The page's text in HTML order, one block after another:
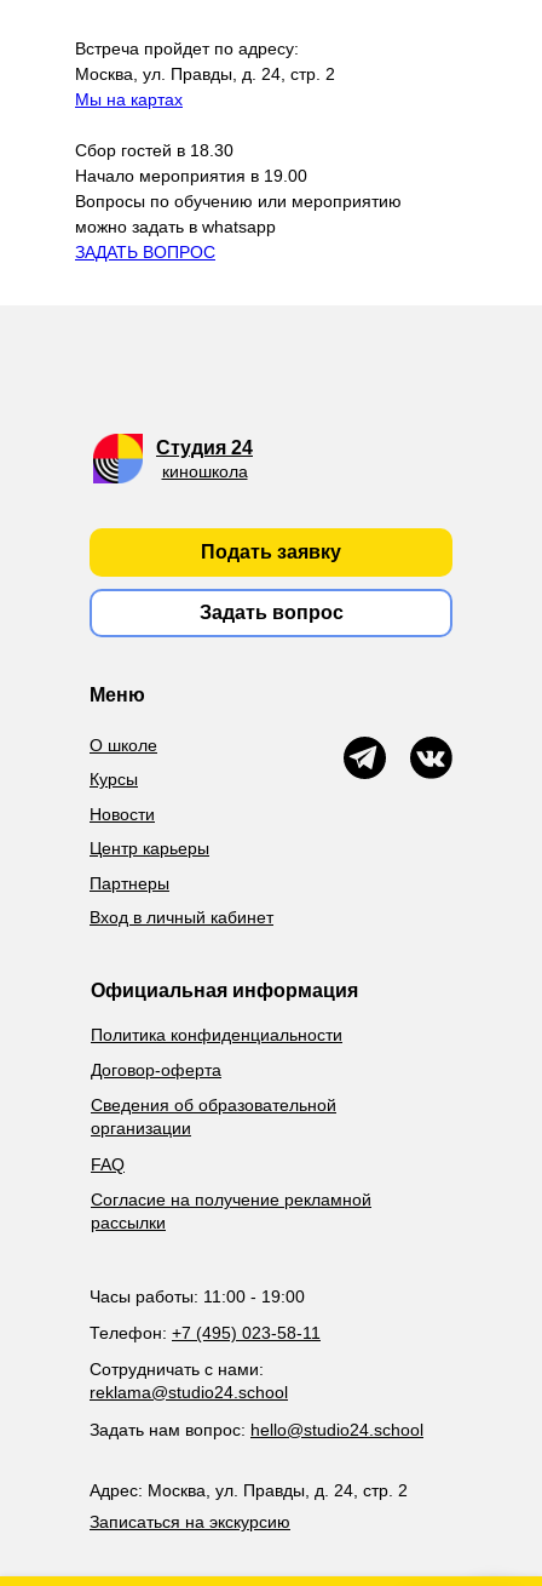
Встреча пройдет по адресу:
Москва, ул. Правды, д. 24, стр. 2
Мы на картах
Сбор гостей в 18.30
Начало мероприятия в 19.00
Вопросы по обучению или мероприятию
можно задать в whatsapp
ЗАДАТЬ ВОПРОС
Студия 24
киношкола
Меню
Официальная информация
Телефон: +7 (495) 023-58-11
Сотрудничать с нами:
reklama@studio24.school
Адрес: Москва, ул. Правды, д. 24, стр. 2
Записаться на экскурсию
Часы работы: 11:00 - 19:00
О школе
Курсы
Политика конфиденциальности
Договор-оферта
Сведения об образовательной
организации
Согласие на получение рекламной
рассылки
FAQ
Новости
Подать заявку
Задать вопрос
Задать нам вопрос: hello@studio24.school
Вход в личный кабинет
Партнеры
Центр карьеры